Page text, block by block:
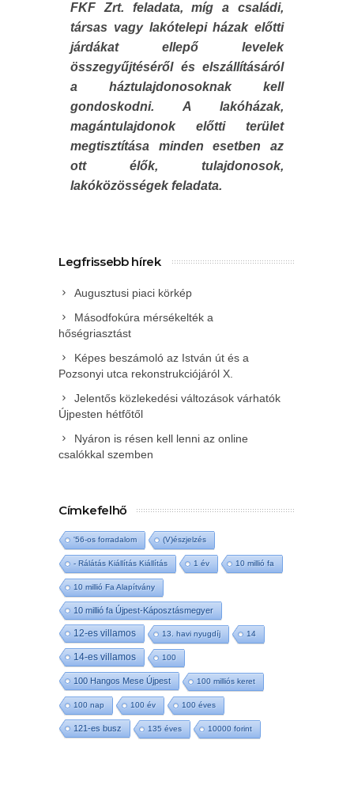
FKF Zrt. feladata, míg a családi,
társas vagy lakótelepi házak előtti
járdákat ellepő levelek
összegyűjtéséről és elszállításáról
a háztulajdonosoknak kell
gondoskodni. A lakóházak,
magántulajdonok előtti terület
megtisztítása minden esetben az
ott élők, tulajdonosok,
lakóközösségek feladata.
Legfrissebb hírek
Augusztusi piaci körkép
Másodfokúra mérsékelték a
hőségriasztást
Képes beszámoló az István út és a
Pozsonyi utca rekonstrukciójáról X.
Jelentős közlekedési változások várhatók
Újpesten hétfőtől
Nyáron is résen kell lenni az online
csalókkal szemben
Címkefelhő
'56-os forradalom (V)észjelzés
- Rálátás Kiállítás Kiállítás 1 év 10 millió fa
10 millió Fa Alapítvány
10 millió fa Újpest-Káposztásmegyer
12-es villamos 13. havi nyugdíj 14
14-es villamos 100
100 Hangos Mese Újpest 100 milliós keret
100 nap 100 év 100 éves
121-es busz 135 éves 10000 forint